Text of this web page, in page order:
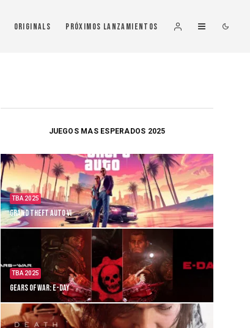
Originals Próximos Lanzamientos
JUEGOS MAS ESPERADOS 2025
TBA 2025
Grand Theft Auto VI
TBA 2025
Gears of War: E-Day